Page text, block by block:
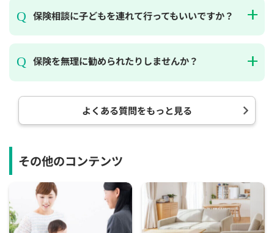
保険相談に子どもを連れて行ってもいいですか？
保険を無理に勧められたりしませんか？
よくある質問をもっと見る
その他のコンテンツ